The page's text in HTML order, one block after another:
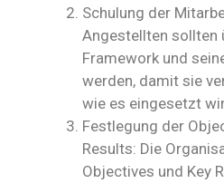
Schulung der
Angestellten sollten
Framework und
werden, damit sie
wie es eingesetzt
Festlegung der
Results: Die
Objectives und Key